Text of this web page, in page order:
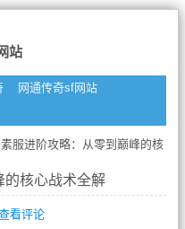
站
网通传奇sf网站
服进阶攻略：从零到巅峰的核
的核心战术全解
看评论